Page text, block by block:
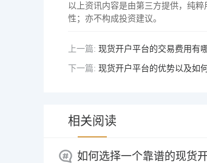
以上资讯内容是由第三方提供，纯粹
性；亦不构成投资建议。
上一篇: 现货开户平台的交易费用有哪
下一篇: 现货开户平台的优势以及如
相关阅读
如何选择一个靠谱的现货